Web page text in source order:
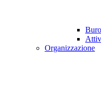
Organizzazione